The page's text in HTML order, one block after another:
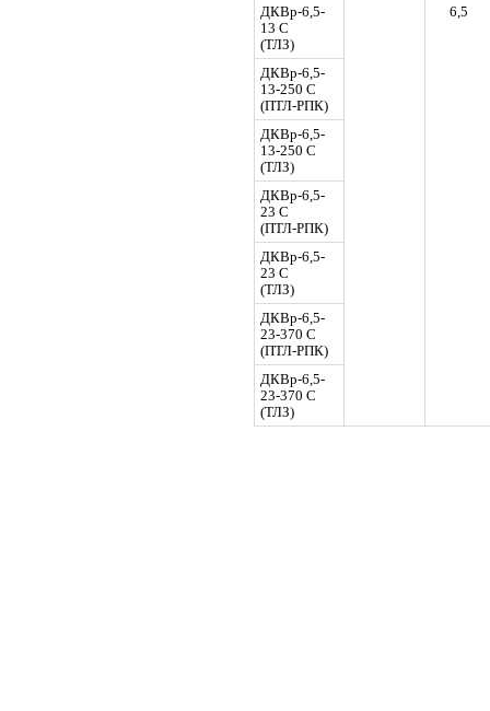
ДКВр-6,5-
13 С
(ТЛЗ)
6,5
ДКВр-6,5-
13-250 С
(ПТЛ-РПК)
ДКВр-6,5-
13-250 С
(ТЛЗ)
ДКВр-6,5-
23 С
(ПТЛ-РПК)
ДКВр-6,5-
23 С
(ТЛЗ)
ДКВр-6,5-
23-370 С
(ПТЛ-РПК)
ДКВр-6,5-
23-370 С
(ТЛЗ)